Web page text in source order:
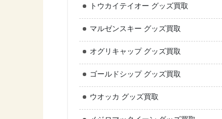
トウカイテイオー グッズ買取
マルゼンスキー グッズ買取
オグリキャップ グッズ買取
ゴールドシップ グッズ買取
ウオッカ グッズ買取